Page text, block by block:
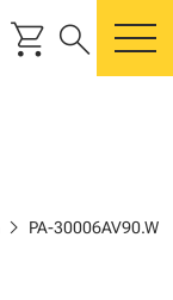
shopping_cart search
chevron_right PA-30006AV90.W